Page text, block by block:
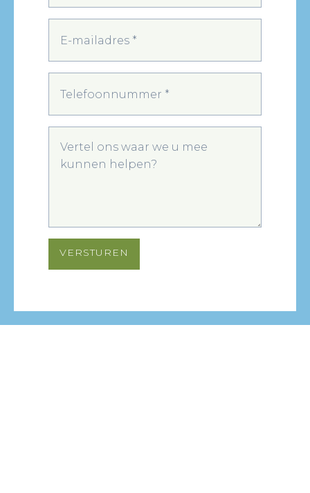
VERSTUREN